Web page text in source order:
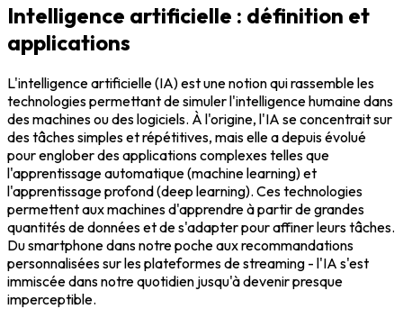
Intelligence artificielle : définition et
applications
L'intelligence artificielle (IA) est une notion qui rassemble les
technologies permettant de simuler l'intelligence humaine dans
des machines ou des logiciels. À l'origine, l'IA se concentrait sur
des tâches simples et répétitives, mais elle a depuis évolué
pour englober des applications complexes telles que
l'apprentissage automatique (machine learning) et
l'apprentissage profond (deep learning). Ces technologies
permettent aux machines d'apprendre à partir de grandes
quantités de données et de s'adapter pour affiner leurs tâches.
Du smartphone dans notre poche aux recommandations
personnalisées sur les plateformes de streaming - l'IA s'est
immiscée dans notre quotidien jusqu'à devenir presque
imperceptible.